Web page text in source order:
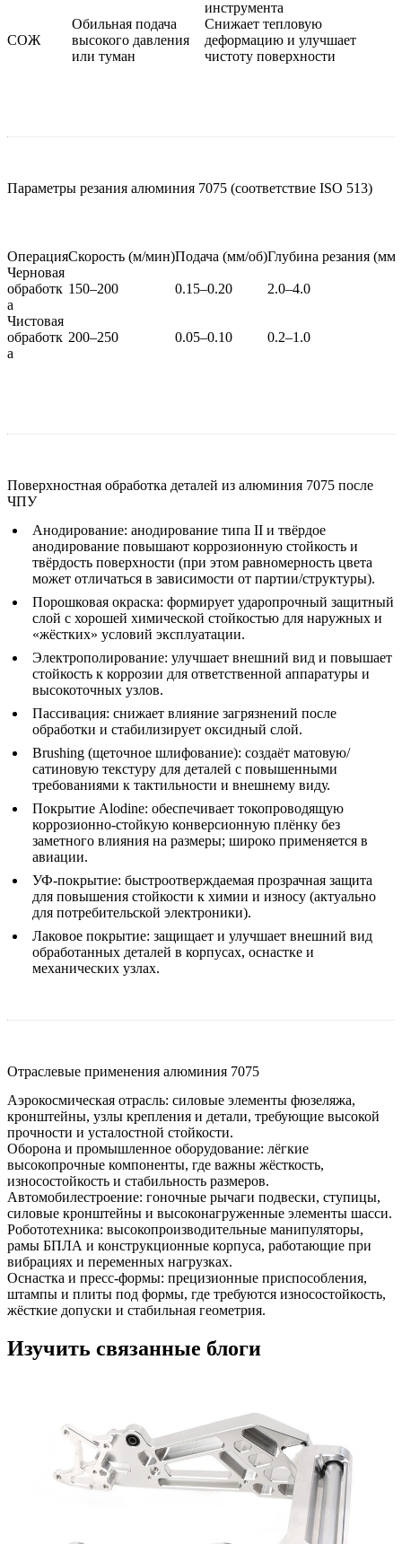
инструмента
СОЖ
Обильная подача
высокого давления
или туман
Снижает тепловую
деформацию и улучшает
чистоту поверхности
Параметры резания алюминия 7075 (соответствие ISO 513)
ОперацияСкорость (м/мин)Подача (мм/об)Глубина резания (мм)
Черновая
обработк
а
150–200 0.15–0.20 2.0–4.0
Чистовая
обработк
а
200–250 0.05–0.10 0.2–1.0
Поверхностная обработка деталей из алюминия 7075 после
ЧПУ
Анодирование: анодирование типа II и твёрдое
анодирование повышают коррозионную стойкость и
твёрдость поверхности (при этом равномерность цвета
может отличаться в зависимости от партии/структуры).
Порошковая окраска: формирует ударопрочный защитный
слой с хорошей химической стойкостью для наружных и
«жёстких» условий эксплуатации.
Электрополирование: улучшает внешний вид и повышает
стойкость к коррозии для ответственной аппаратуры и
высокоточных узлов.
Пассивация: снижает влияние загрязнений после
обработки и стабилизирует оксидный слой.
Brushing (щеточное шлифование): создаёт матовую/
сатиновую текстуру для деталей с повышенными
требованиями к тактильности и внешнему виду.
Покрытие Alodine: обеспечивает токопроводящую
коррозионно-стойкую конверсионную плёнку без
заметного влияния на размеры; широко применяется в
авиации.
УФ-покрытие: быстроотверждаемая прозрачная защита
для повышения стойкости к химии и износу (актуально
для потребительской электроники).
Лаковое покрытие: защищает и улучшает внешний вид
обработанных деталей в корпусах, оснастке и
механических узлах.
Отраслевые применения алюминия 7075
Аэрокосмическая отрасль: силовые элементы фюзеляжа,
кронштейны, узлы крепления и детали, требующие высокой
прочности и усталостной стойкости.
Оборона и промышленное оборудование: лёгкие
высокопрочные компоненты, где важны жёсткость,
износостойкость и стабильность размеров.
Автомобилестроение: гоночные рычаги подвески, ступицы,
силовые кронштейны и высоконагруженные элементы шасси.
Робототехника: высокопроизводительные манипуляторы,
рамы БПЛА и конструкционные корпуса, работающие при
вибрациях и переменных нагрузках.
Оснастка и пресс-формы: прецизионные приспособления,
штампы и плиты под формы, где требуются износостойкость,
жёсткие допуски и стабильная геометрия.
Изучить связанные блоги